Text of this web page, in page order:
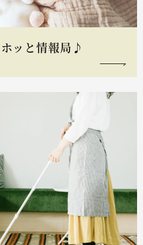
ッと情報局♪